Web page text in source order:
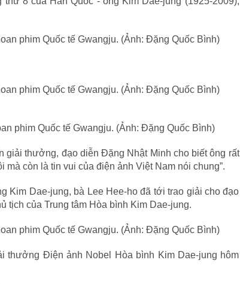
phim Quốc tế Gwangju. (Ảnh: Đặng Quốc Bình)
giải thưởng, đạo diễn Đặng Nhật Minh cho biết ông rất
còn là tin vui của điện ảnh Việt Nam nói chung”.
Kim Dae-jung, bà Lee Hee-ho đã tới trao giải cho đạo
tịch của Trung tâm Hòa bình Kim Dae-jung.
thưởng Điện ảnh Nobel Hòa bình Kim Dae-jung hôm